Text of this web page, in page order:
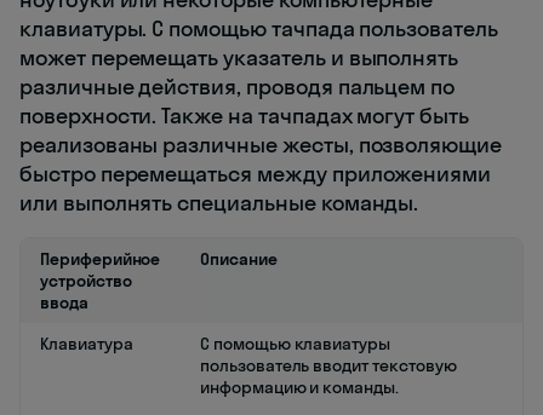
клавиатуры. С помощью тачпада пользователь
может перемещать указатель и выполнять
различные действия, проводя пальцем по
поверхности. Также на тачпадах могут быть
реализованы различные жесты, позволяющие
быстро перемещаться между приложениями
или выполнять специальные команды.
Периферийное
устройство
ввода
Описание
Клавиатура
С помощью клавиатуры
пользователь вводит текстовую
информацию и команды.